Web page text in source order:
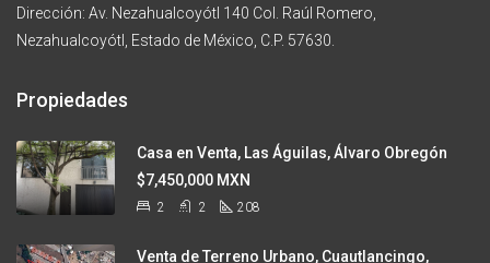
Dirección: Av. Nezahualcoyótl 140 Col. Raúl Romero,
Nezahualcoyótl, Estado de México, C.P. 57630.
Propiedades
Casa en Venta, Las Águilas, Álvaro Obregón
$7,450,000 MXN
2 2 208
Venta de Terreno Urbano, Cuautlancingo,